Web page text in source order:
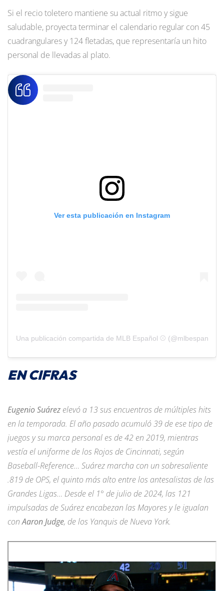
Si el recio toletero mantiene su actual ritmo y sigue
saludable, proyecta terminar el calendario regular con 45
cuadrangulares y 124 fletadas, que representaría un hito
personal de llevadas al plato.
Ver esta publicación en Instagram
Una publicación compartida de MLB Español ⚾️ (@mlbespanol)
EN CIFRAS
Eugenio Suárez elevó a 13 sus encuentros de múltiples hits
en la temporada. El año pasado acumuló 39 de ese tipo de
juegos y su marca personal es de 42 en 2019, mientras
vestía el uniforme de los Rojos de Cincinnati, según
Baseball-Reference… Suárez marcha con un sobresaliente
.819 de OPS, el quinto más alto entre los antesalistas de las
Grandes Ligas… Desde el 1° de julio de 2024, las 121
impulsadas de Suárez encabezan las Mayores y le igualan
conAaron Judge, de los Yanquis de Nueva York.